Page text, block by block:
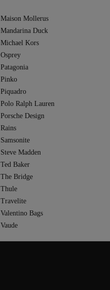
Maison Mollerus
Mandarina Duck
Michael Kors
Osprey
Patagonia
Pinko
Piquadro
Polo Ralph Lauren
Porsche Design
Rains
Samsonite
Steve Madden
Ted Baker
The Bridge
Thule
Travelite
Valentino Bags
Vaude